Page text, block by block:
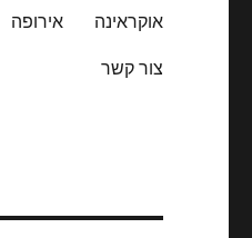
אוקראינה אירופה
צור קשר